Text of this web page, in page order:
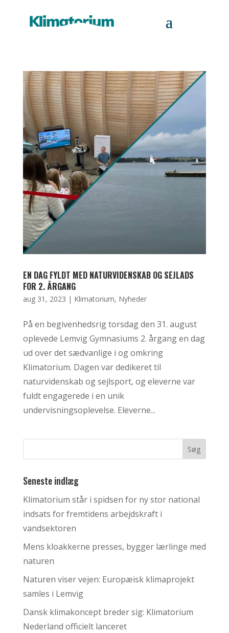
EN DAG FYLDT MED NATURVIDENSKAB OG SEJLADS
FOR 2. ÅRGANG
aug 31, 2023 | Klimatorium, Nyheder
På en begivenhedsrig torsdag den 31. august
oplevede Lemvig Gymnasiums 2. årgang en dag
ud over det sædvanlige i og omkring
Klimatorium. Dagen var dedikeret til
naturvidenskab og sejlsport, og eleverne var
fuldt engagerede i en unik
undervisningsoplevelse. Eleverne...
Seneste indlæg
Klimatorium står i spidsen for ny stor national
indsats for fremtidens arbejdskraft i
vandsektoren
Mens kloakkerne presses, bygger lærlinge med
naturen
Naturen viser vejen: Europæisk klimaprojekt
samles i Lemvig
Dansk klimakoncept breder sig: Klimatorium
Nederland officielt lanceret